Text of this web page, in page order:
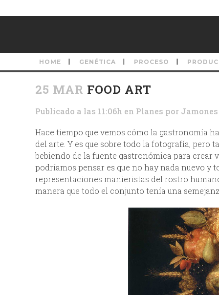
HOME GENÉTICA PROCESO
25 MAR FOOD ART
Publicado a las 11:06h en Planes por
Hace tiempo que vemos cómo la gastronomía
del arte. Y es que sobre todo la fotografía,
bebiendo de la fuente gastronómica para crear
podríamos pensar es que no hay nada nuevo y
representaciones manieristas del rostro
manera que todo el conjunto tenía una